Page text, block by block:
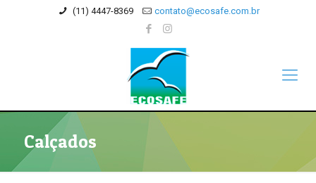
(11) 4447-8369 contato@ecosafe.com.br
Calçados